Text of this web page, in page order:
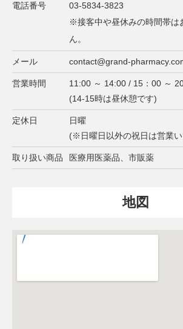
電話番号
03-5834-3823
※接客中や昼休みの時間帯は
ん。
メール contact@grand-
営業時間
11:00 ～ 14:00 / 15：00 ～
(14-15時は昼休憩です)
定休日
日曜
(※日曜日以外の祝日は営業
取り扱い商品 医療用医薬品、市販薬
地図